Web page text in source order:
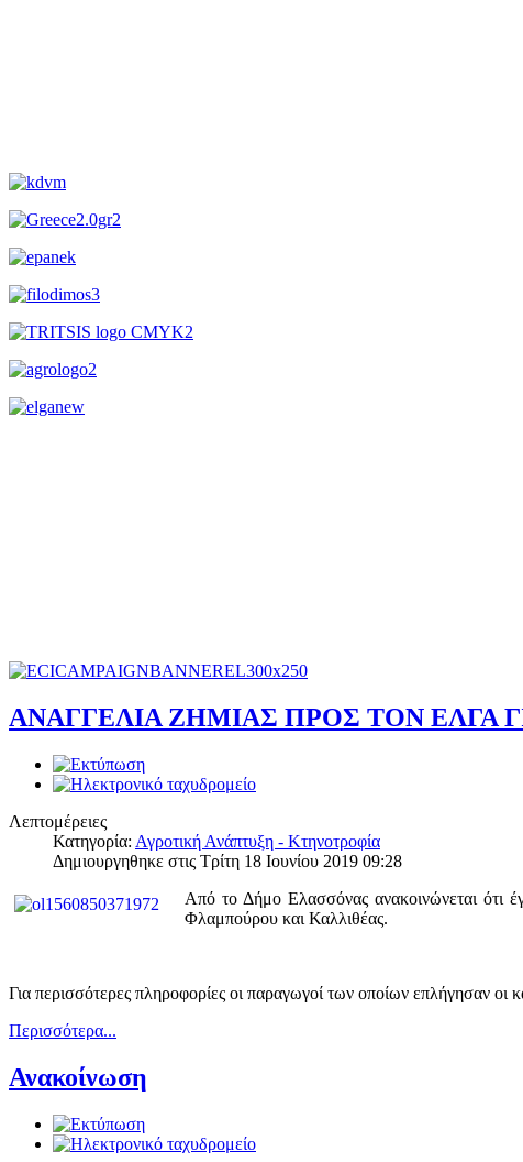
ΑΝΑΓΓΕΛΙΑ ΖΗΜΙΑΣ ΠΡΟΣ ΤΟΝ ΕΛΓΑ
Λεπτομέρειες
Κατηγορία: Αγροτική Ανάπτυξη - Κτηνοτροφία
Δημιουργηθηκε στις Τρίτη 18 Ιουνίου 2019 09:28
Από το Δήμο Ελασσόνας ανακοινώνεται ότι
Φλαμπούρου και Καλλιθέας.
Για περισσότερες πληροφορίες οι παραγωγοί των οποίων επλήγησαν
Περισσότερα...
Ανακοίνωση